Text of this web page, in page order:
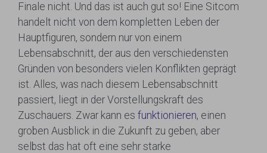
Finale nicht. Und das ist auch gut so! Eine Sitcom
handelt nicht von dem kompletten Leben der
Hauptfiguren, sondern nur von einem
Lebensabschnitt, der aus den verschiedensten
Gründen von besonders vielen Konflikten geprägt
ist. Alles, was nach diesem Lebensabschnitt
passiert, liegt in der Vorstellungskraft des
Zuschauers. Zwar kann es funktionieren, einen
groben Ausblick in die Zukunft zu geben, aber
selbst das hat oft eine sehr starke